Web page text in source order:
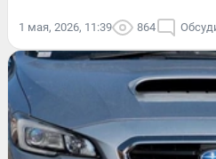
1 мая, 2026, 11:39 864